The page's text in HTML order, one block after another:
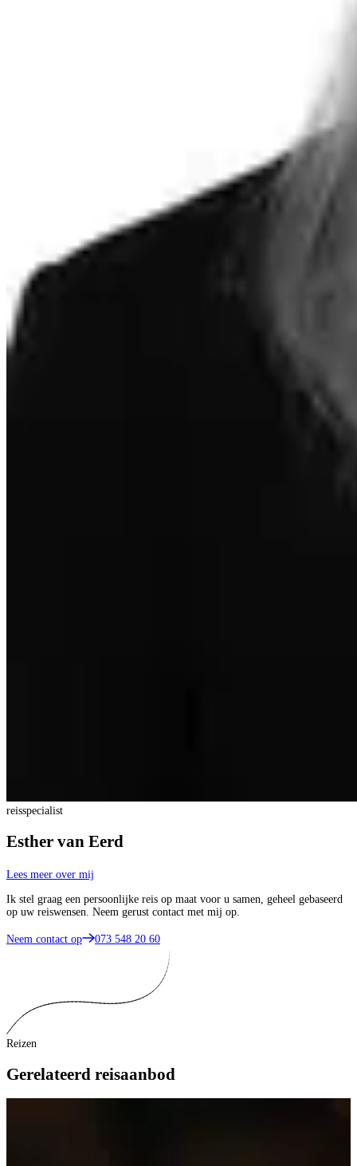
reisspecialist
Esther van Eerd
Lees meer over mij
Ik stel graag een persoonlijke reis op maat voor u samen, geheel gebaseerd
op uw reiswensen. Neem gerust contact met mij op.
Neem contact op 073 548 20 60
Reizen
Gerelateerd reisaanbod